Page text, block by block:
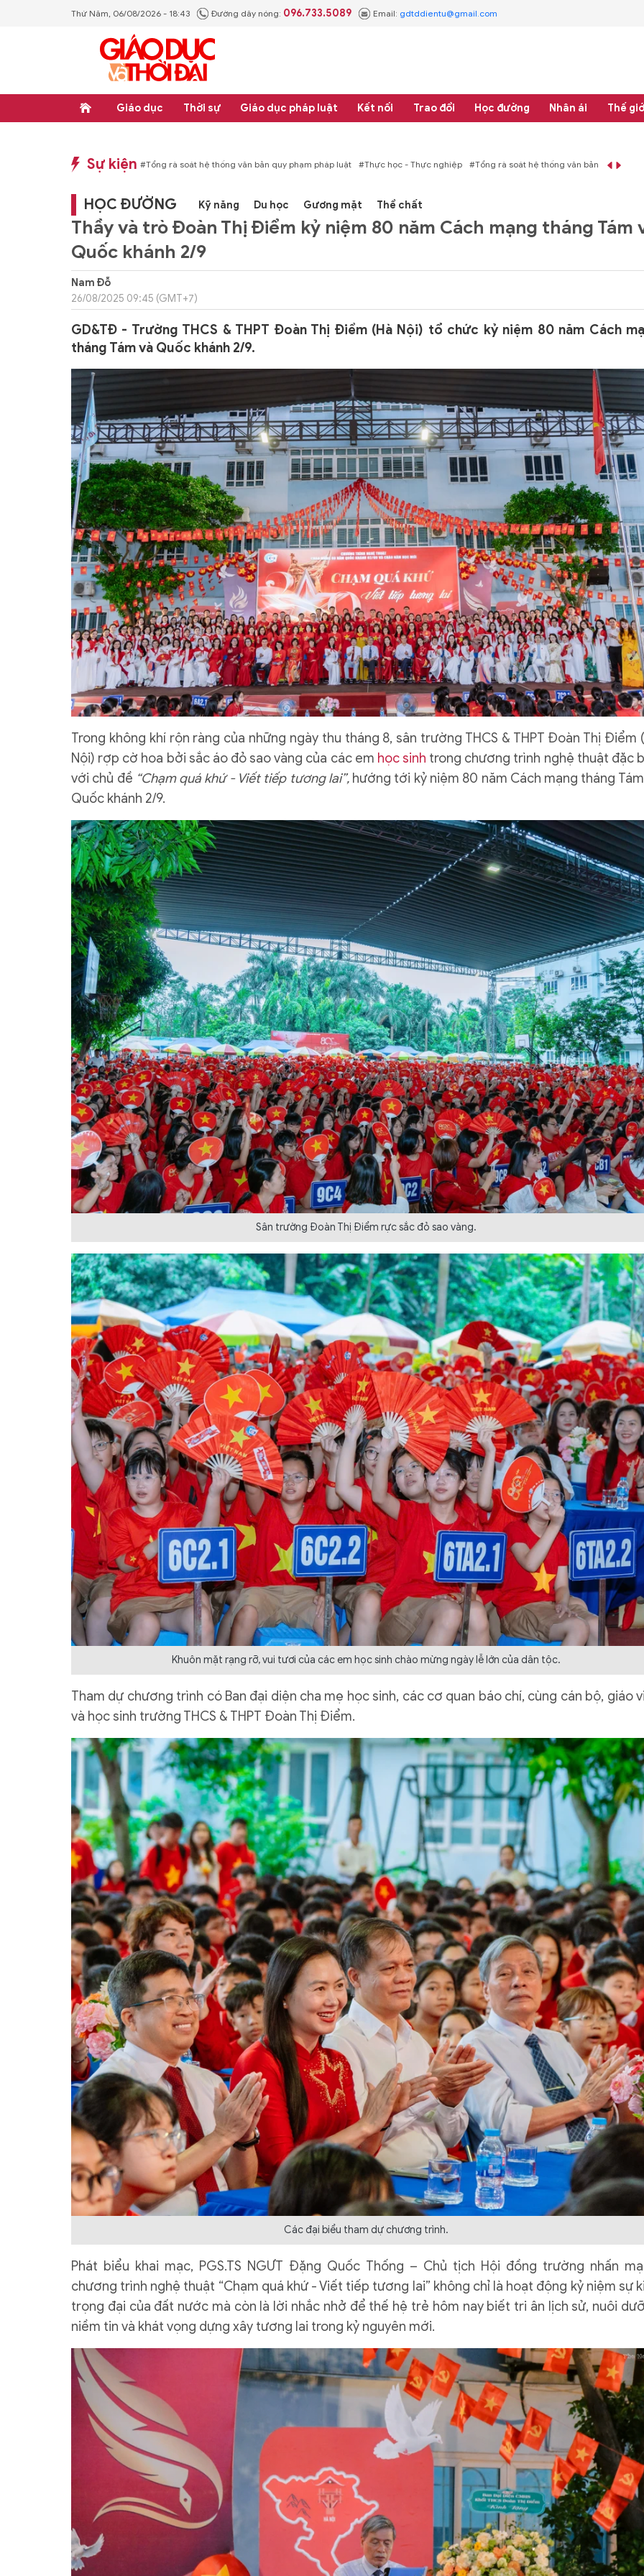
Thứ Năm, 06/08/2026 - 18:43 Đường dây nóng: 096.733.5089 Email: gdtddientu@gmail.com
Giáo dục Thời sự Giáo dục pháp luật Kết nối Trao đổi Học đường Nhân ái Thế
Sự kiện
#Tổng rà soát hệ thống văn bản quy phạm pháp luật #Thực học - Thực nghiệp #Tổng rà soát hệ thống văn bản quy phạm pháp luật
HỌC ĐƯỜNG Kỹ năng Du học Gương mặt Thể chất
Thầy và trò Đoàn Thị Điểm kỷ niệm 80 năm Cách mạng tháng Tám
Quốc khánh 2/9
Nam Đỗ
26/08/2025 09:45 (GMT+7)
GD&TĐ - Trường THCS & THPT Đoàn Thị Điểm (Hà Nội) tổ chức kỷ niệm 80 năm Cách
tháng Tám và Quốc khánh 2/9.
Trong không khí rộn ràng của những ngày thu tháng 8, sân trường THCS & THPT Đoàn Thị Điểm
Nội) rợp cờ hoa bởi sắc áo đỏ sao vàng của các em học sinh trong chương trình nghệ thuật đặc
với chủ đề “Chạm quá khứ - Viết tiếp tương lai”, hướng tới kỷ niệm 80 năm Cách mạng tháng
Quốc khánh 2/9.
Sân trường Đoàn Thị Điểm rực sắc đỏ sao vàng.
Khuôn mặt rạng rỡ, vui tươi của các em học sinh chào mừng ngày lễ lớn của dân tộc.
Tham dự chương trình có Ban đại diện cha mẹ học sinh, các cơ quan báo chí, cùng cán bộ, giáo
và học sinh trường THCS & THPT Đoàn Thị Điểm.
Các đại biểu tham dự chương trình.
Phát biểu khai mạc, PGS.TS NGƯT Đặng Quốc Thống – Chủ tịch Hội đồng trường nhấn
chương trình nghệ thuật “Chạm quá khứ - Viết tiếp tương lai” không chỉ là hoạt động kỷ niệm sự
trọng đại của đất nước mà còn là lời nhắc nhở để thế hệ trẻ hôm nay biết tri ân lịch sử, nuôi
niềm tin và khát vọng dựng xây tương lai trong kỷ nguyên mới.